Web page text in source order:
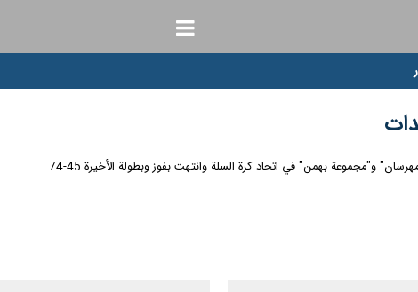
و"مجموعة بهمن" في اتحاد كرة السلة وانتهت بفوز وبطولة الأخيرة 45-74.